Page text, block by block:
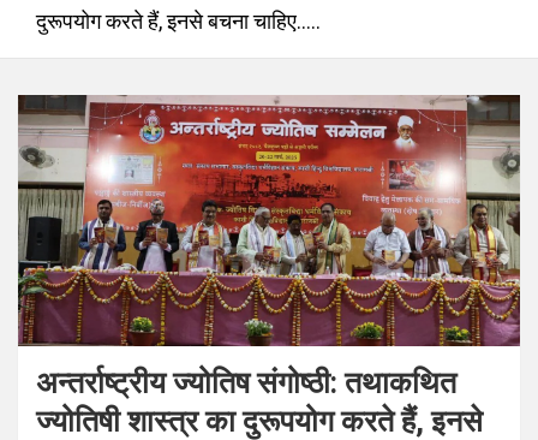
दुरूपयोग करते हैं, इनसे बचना चाहिए…..
अन्तर्राष्ट्रीय ज्योतिष संगोष्ठी: तथाकथित
ज्‍योतिषी शास्‍त्र का दुरूपयोग करते हैं, इनसे